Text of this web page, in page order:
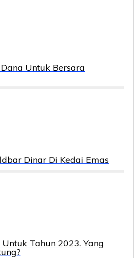
Untuk Bersara
Dinar Di Kedai Emas
Tahun 2023. Yang